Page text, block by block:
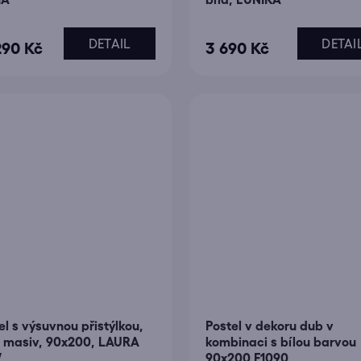
Kč DETAIL 3 690 Kč
s výsuvnou přistýlkou,
90x200, LAURA
Postel v dekoru dub v
kombinaci s bílou barvou
90x200 F1090